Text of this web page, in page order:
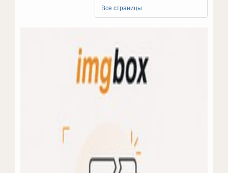
Все страницы